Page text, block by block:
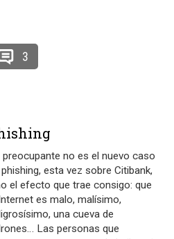
3
preocupante no es el nuevo caso
esta vez sobre Citibank,
el efecto que trae consigo: que
es malo, malísimo,
una cueva de
Las personas que